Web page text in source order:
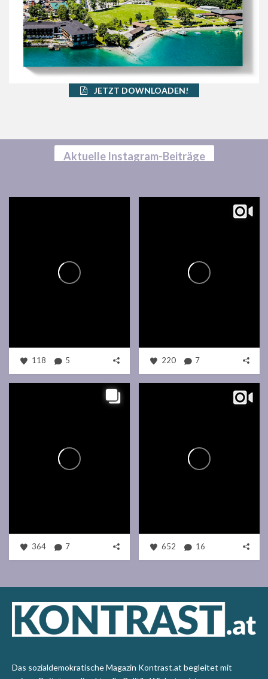
JETZT DOWNLOADEN!
Aktuelle Instagram-Beiträge
118 5 220 7
364 7 652 16
Das sozialdemokratische Magazin Kontrast.at begleitet mit